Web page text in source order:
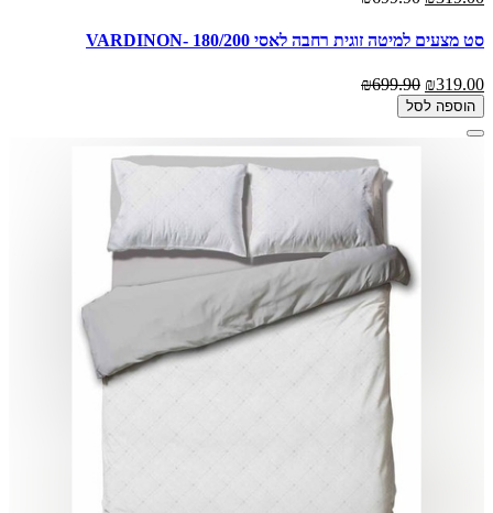
סט מצעים למיטה זוגית רחבה לאסי 180/200 -VARDINON
₪319.00
₪699.90
הוספה לסל